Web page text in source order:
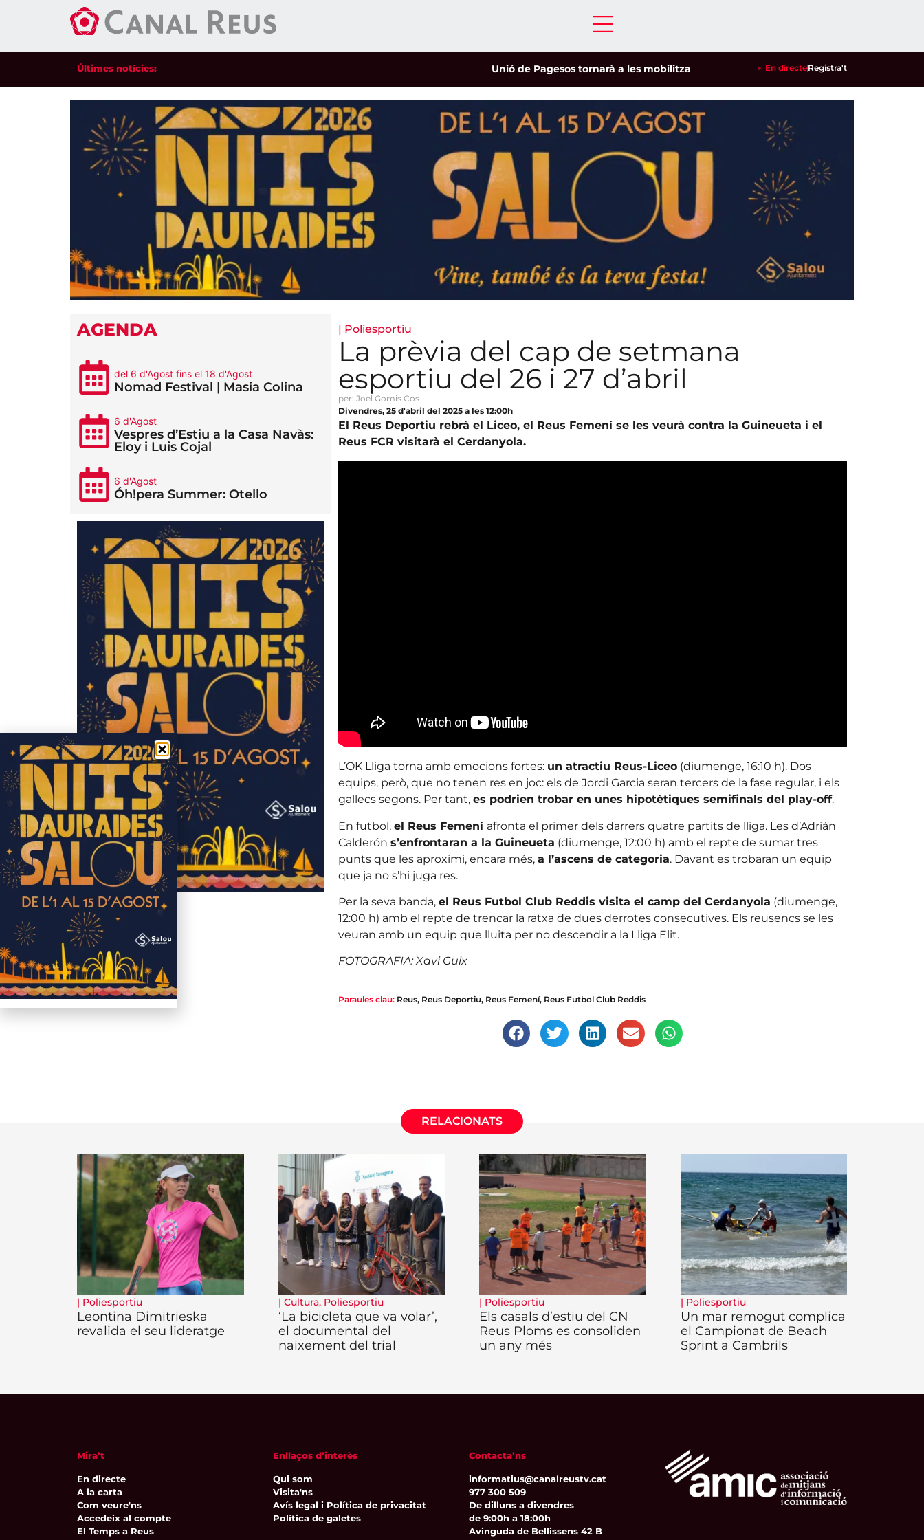
Últimes notícies: Unió de Pagesos tornarà a les mobilitzacions per defensar els cultius de la garrofa i
En directeRegistra't
AGENDA
del 6 d'Agost fins el 18 d'Agost
Nomad Festival | Masia Colina
6 d'Agost
Vespres d’Estiu a la Casa Navàs:
Eloy i Luis Cojal
6 d'Agost
Óh!pera Summer: Otello
| Poliesportiu
La prèvia del cap de setmana
esportiu del 26 i 27 d’abril
per: Joel Gomis Cos
Divendres, 25 d'abril del 2025 a les 12:00h
El Reus Deportiu rebrà el Liceo, el Reus Femení se les veurà contra la Guineueta i el
Reus FCR visitarà el Cerdanyola.
L’OK Lliga torna amb emocions fortes: un atractiu Reus-Liceo(diumenge, 16:10 h). Dos
equips, però, que no tenen res en joc: els de Jordi Garcia seran tercers de la fase regular, i els
gallecs segons. Per tant, es podrien trobar en unes hipotètiques semifinals del play-off.
En futbol, el Reus Femení afronta el primer dels darrers quatre partits de lliga. Les d’Adrián
Calderón s’enfrontaran a la Guineueta (diumenge, 12:00 h) amb el repte de sumar tres
punts que les aproximi, encara més, a l’ascens de categoria. Davant es trobaran un equip
que ja no s’hi juga res.
Per la seva banda, el Reus Futbol Club Reddis visita el camp del Cerdanyola (diumenge,
12:00 h) amb el repte de trencar la ratxa de dues derrotes consecutives. Els reusencs se les
veuran amb un equip que lluita per no descendir a la Lliga Elit.
FOTOGRAFIA: Xavi Guix
Paraules clau: Reus, Reus Deportiu, Reus Femení, Reus Futbol Club Reddis
RELACIONATS
| Poliesportiu
Leontina Dimitrieska
revalida el seu lideratge
| Cultura, Poliesportiu
‘La bicicleta que va volar’,
el documental del
naixement del trial
| Poliesportiu
Els casals d’estiu del CN
Reus Ploms es consoliden
un any més
| Poliesportiu
Un mar remogut complica
el Campionat de Beach
Sprint a Cambrils
Mira’t
En directe
A la carta
Com veure'ns
Accedeix al compte
El Temps a Reus
Enllaços d’interès
Qui som
Visita'ns
Avís legal i Política de privacitat
Política de galetes
Contacta’ns
informatius@canalreustv.cat
977 300 509
De dilluns a divendres
de 9:00h a 18:00h
Avinguda de Bellissens 42 B